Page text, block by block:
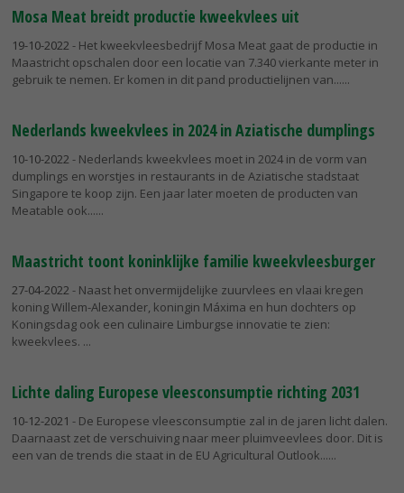
Mosa Meat breidt productie kweekvlees uit
19-10-2022 - Het kweekvleesbedrijf Mosa Meat gaat de productie in
Maastricht opschalen door een locatie van 7.340 vierkante meter in
gebruik te nemen. Er komen in dit pand productielijnen van...
Nederlands kweekvlees in 2024 in Aziatische dumplings
10-10-2022 - Nederlands kweekvlees moet in 2024 in de vorm van
dumplings en worstjes in restaurants in de Aziatische stadstaat
Singapore te koop zijn. Een jaar later moeten de producten van
Meatable ook...
Maastricht toont koninklijke familie kweekvleesburger
27-04-2022 - Naast het onvermijdelijke zuurvlees en vlaai kregen
koning Willem-Alexander, koningin Máxima en hun dochters op
Koningsdag ook een culinaire Limburgse innovatie te zien:
kweekvlees.
Lichte daling Europese vleesconsumptie richting 2031
10-12-2021 - De Europese vleesconsumptie zal in de jaren licht dalen.
Daarnaast zet de verschuiving naar meer pluimveevlees door. Dit is
een van de trends die staat in de EU Agricultural Outlook...